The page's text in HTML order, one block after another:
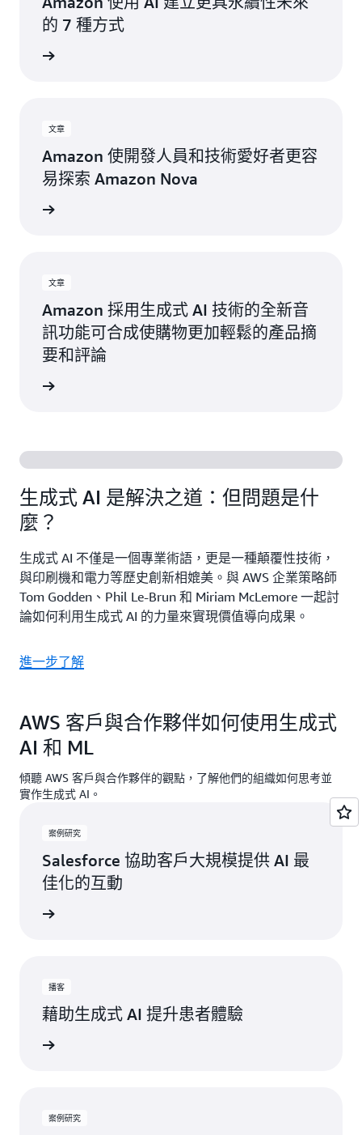
的 7 種方式
文章
Amazon 使開發人員和技術愛好者更容
易探索 Amazon Nova
文章
Amazon 採用生成式 AI 技術的全新音
訊功能可合成使購物更加輕鬆的產品摘
要和評論
生成式 AI 是解決之道：但問題是什
麼？
生成式 AI 不僅是一個專業術語，更是一種顛覆性技術，
與印刷機和電力等歷史創新相媲美。與 AWS 企業策略師
Tom Godden、Phil Le-Brun 和 Miriam McLemore 一起討
論如何利用生成式 AI 的力量來實現價值導向成果。
進一步了解
AWS 客戶與合作夥伴如何使用生成式
AI 和 ML
傾聽 AWS 客戶與合作夥伴的觀點，了解他們的組織如何思考並
實作生成式 AI。
案例研究
Salesforce 協助客戶大規模提供 AI 最
佳化的互動
播客
藉助生成式 AI 提升患者體驗
案例研究